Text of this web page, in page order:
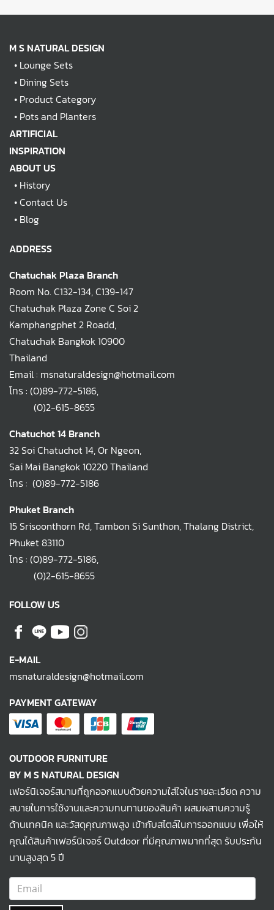
M S NATURAL DESIGN
• Lounge Sets
• Dining Sets
• Product Category
• Pots and Planters
ARTIFICIAL
INSPIRATION
ABOUT US
• History
•Contact Us
• Blog
ADDRESS
Chatuchak Plaza Branch
Room No. C132-134, C139-147
Chatuchak Plaza Zone C Soi 2
Kamphangphet 2 Roadd,
Chatuchak Bangkok 10900
Thailand
Email : msnaturaldesign@hotmail.com
โทร : (0)89-772-5186,
(0)2-615-8655
Chatuchot 14 Branch
32 Soi Chatuchot 14, Or Ngeon,
Sai Mai Bangkok 10220 Thailand
โทร : (0)89-772-5186
Phuket Branch
15 Srisoonthorn Rd, Tambon Si Sunthon, Thalang District,
Phuket 83110
โทร : (0)89-772-5186,
(0)2-615-8655
FOLLOW US
E-MAIL
msnaturaldesign@hotmail.com
PAYMENT GATEWAY
OUTDOOR FURNITURE
BY M S NATURAL DESIGN
เฟอร์นิเจอร์สนามที่ถูกออกแบบด้วยความใส่ใจในรายละเอียด ความ
สบายในการใช้งานและความทนทานของสินค้า ผสมผสานความรู้
ด้านเทคนิค และวัสดุคุณภาพสูง เข้ากับสไตล์ในการออกแบบ เพื่อให้
คุณได้สินค้าเฟอร์นิเจอร์ Outdoor ที่มีคุณภาพมากที่สุด รับประกัน
นานสูงสุด 5 ปี